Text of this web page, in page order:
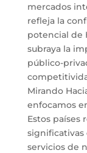
mercados
refleja la
potencial de
subraya la
público-
Mirando
enfocamos
Estos
servicios de